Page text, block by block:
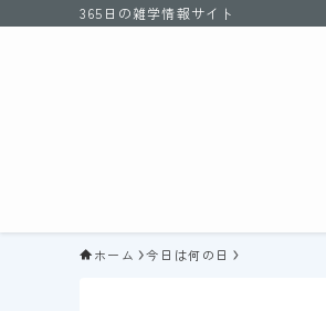
365日の雑学情報サイト
ホーム 今日は何の日